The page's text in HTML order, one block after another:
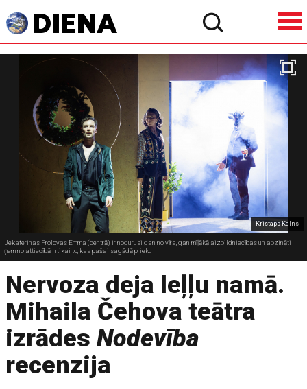
Kristaps Kalns
Jekaterinas Frolovas Emma (centrā) ir nogurusi gan no vīra, gan mīļākā aizbildniecības un apzināti
ņem no attiecībām tikai to, kas pašai sagādā prieku
Nervoza deja leļļu namā.
Mihaila Čehova teātra
izrādesNodevība
recenzija